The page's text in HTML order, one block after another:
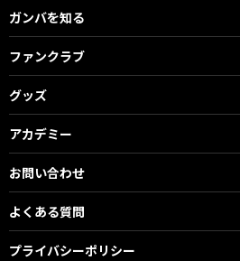
ガンバを知る
ファンクラブ
グッズ
アカデミー
お問い合わせ
よくある質問
プライバシーポリシー